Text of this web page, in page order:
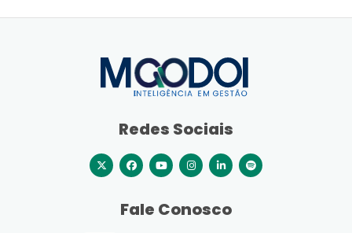
Redes Sociais
Fale Conosco